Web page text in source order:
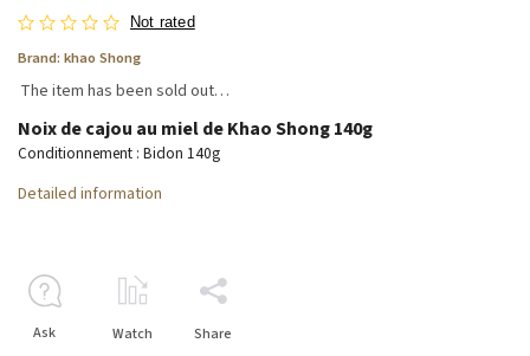
Not rated
Brand: khao Shong
The item has been sold out…
Noix de cajou au miel de Khao Shong 140g
Conditionnement : Bidon 140g
Detailed information
Ask Watch Share